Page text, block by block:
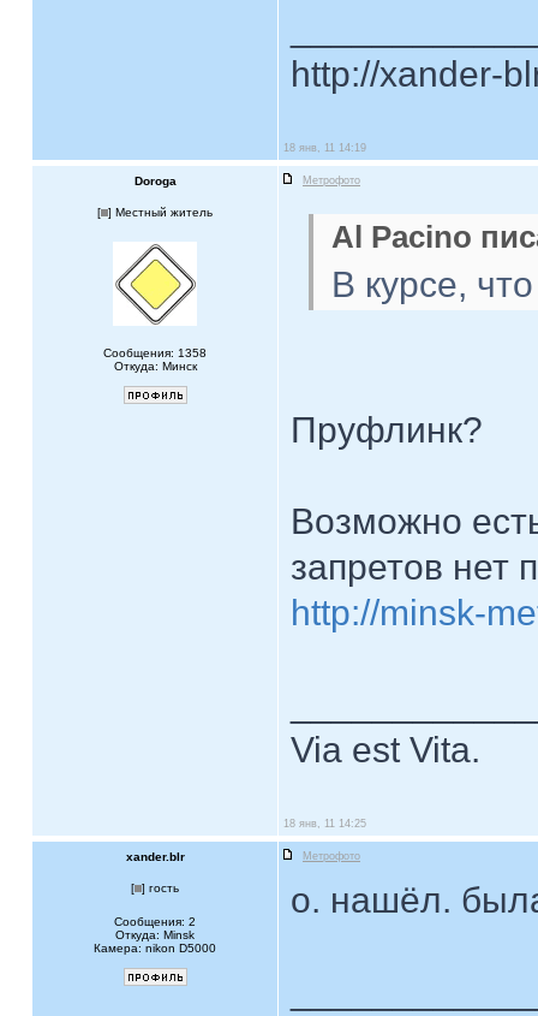
http://xander-
18 янв, 11 14:19
Doroga Метрофото
[ ] Местный житель
Сообщения: 1358
Откуда: Минск
Al Pacino
В курсе,
Пруфлинк?
Возможно
запретов нет
http://minsk-
Via est Vita.
18 янв, 11 14:25
xander.blr Метрофото
[ ] гость
Сообщения: 2
Откуда: Minsk
Камера: nikon D5000
о. нашёл.